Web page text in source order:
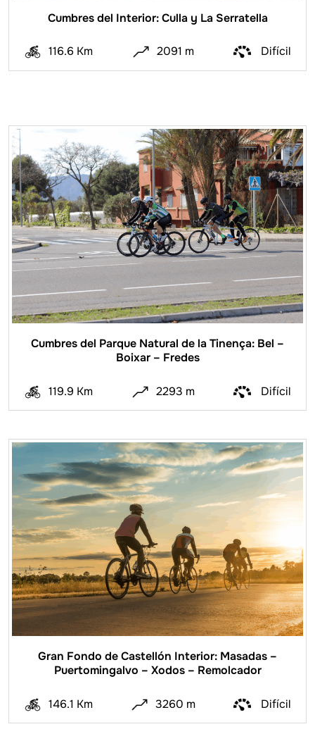
Cumbres del Interior: Culla y La Serratella
116.6 Km 2091 m Difícil
Cumbres del Parque Natural de la Tinença: Bel –
Boixar – Fredes
119.9 Km 2293 m Difícil
Gran Fondo de Castellón Interior: Masadas –
Puertomingalvo – Xodos – Remolcador
146.1 Km 3260 m Difícil